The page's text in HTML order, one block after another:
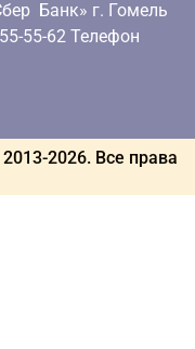
Банк» г. Гомель
55-62 Телефон
2026. Все права